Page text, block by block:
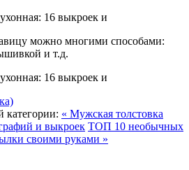
можно многими способами:
и т.д.
категории: « Мужская толстовка
и выкроек ТОП 10 необычных
своими руками »